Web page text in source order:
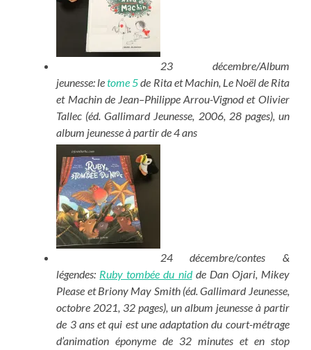
23 décembre/Album
jeunesse: letome 5de Rita et Machin, Le Noël de Rita
et Machin de Jean–Philippe Arrou-Vignod et Olivier
Tallec (éd. Gallimard Jeunesse, 2006, 28 pages), un
album jeunesse à partir de 4 ans
24 décembre/contes &
légendes: Ruby tombée du nidde Dan Ojari, Mikey
Please et Briony May Smith (éd. Gallimard Jeunesse,
octobre 2021, 32 pages), un album jeunesse à partir
de 3 ans et qui est une adaptation du court-métrage
d’animation éponyme de 32 minutes et en stop